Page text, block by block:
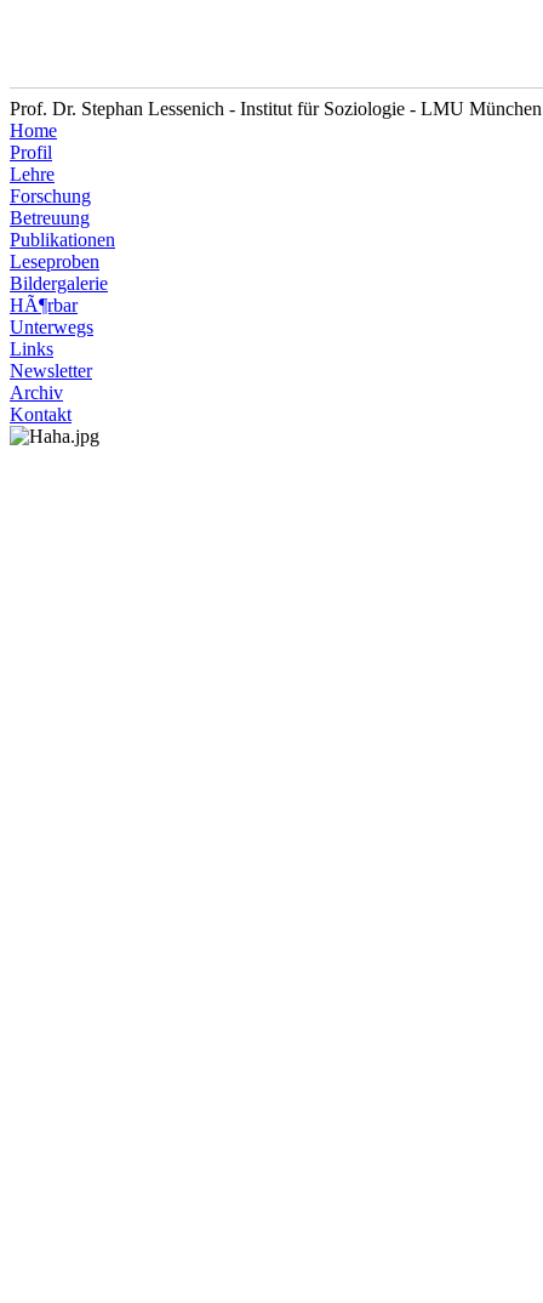
Prof. Dr. Stephan Lessenich - Institut für Soziologie - LMU
Home
Profil
Lehre
Forschung
Betreuung
Publikationen
Leseproben
Bildergalerie
HÃ¶rbar
Unterwegs
Links
Newsletter
Archiv
Kontakt